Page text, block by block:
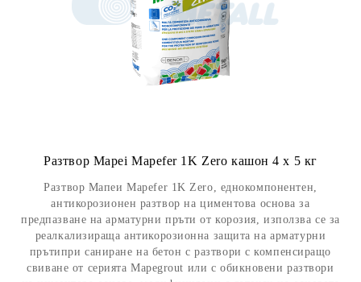
Разтвор Mapei Mapefer 1K Zero кашон 4 х 5 кг
Разтвор Мапеи Mapefer 1K Zero, еднокомпонентен,
антикорозионен разтвор на циментова основа за
предпазване на арматурни пръти от корозия, използва се за
реалкализираща антикорозионна защита на арматурни
прътипри саниране на бетон с разтвори с компенсиращо
свиване от серията Mapegrout или с обикновени разтвори